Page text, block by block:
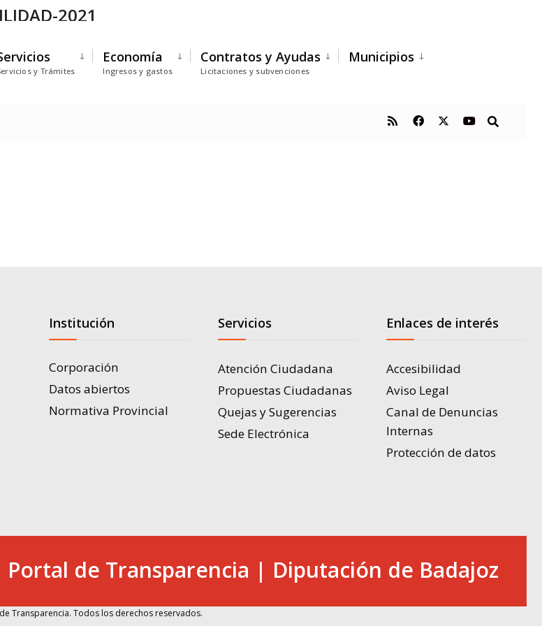
y Trámites
Economía
Ingresos y gastos
Contratos y Ayudas
Licitaciones y subvenciones
Municipios
2021
Institución
Corporación
Datos abiertos
Normativa Provincial
Servicios
Atención Ciudadana
Propuestas Ciudadanas
Quejas y Sugerencias
Sede Electrónica
Enlaces de interés
Accesibilidad
Aviso Legal
Canal de Denuncias
Internas
Protección de datos
Portal de Transparencia | Diputación de Badajoz
Transparencia. Todos los derechos reservados.